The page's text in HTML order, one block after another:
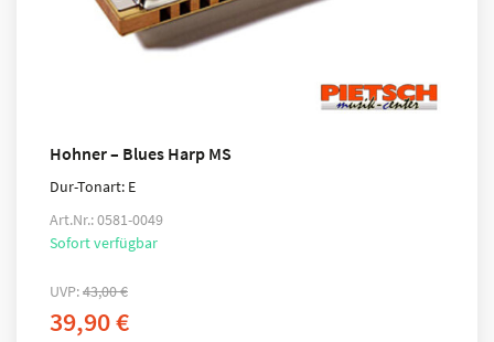
Hohner – Blues Harp MS
Dur-Tonart: E
Art.Nr.: 0581-0049
Sofort verfügbar
UVP:43,00€
39,90€